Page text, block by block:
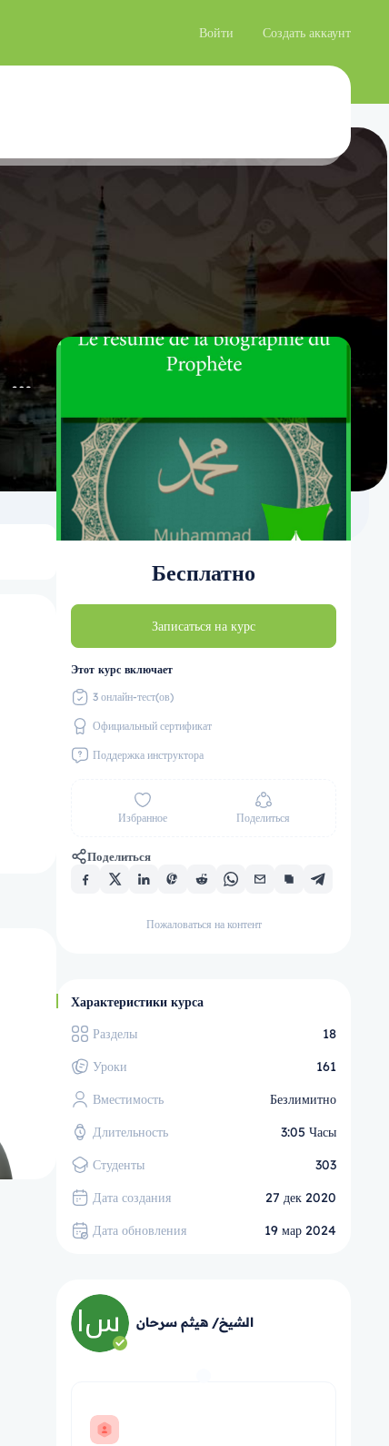
Войти Создать аккаунт
КРАТКОЕ ЖИЗНЕОПИСАНИЕ ПРОРОКА МУХАММАДА ﷺ И ЕГО ДОСТОИНСТВА
Бесплатно
Записаться на курс
Этот курс включает
3 онлайн-тест(ов)
Официальный сертификат
Поддержка инструктора
Избранное Поделиться
Поделиться
Пожаловаться на контент
Характеристики курса
Разделы
18
Уроки
161
Вместимость
Безлимитно
Длительность
3:05 Часы
Студенты
303
Дата создания
27 дек 2020
Дата обновления
19 мар 2024
الشيخ/ هيثم سرحان